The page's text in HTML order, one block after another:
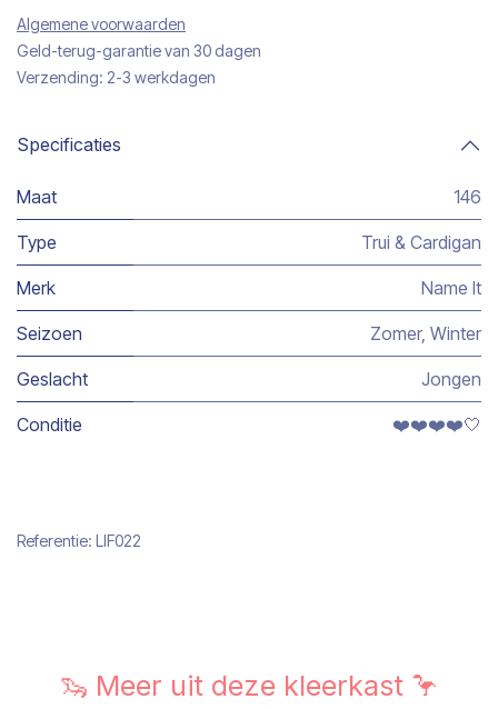
Algemene voorwaarden
Geld-terug-garantie van 30 dagen
Verzending: 2-3 werkdagen
Specificaties
Maat 146
Type Trui & Cardigan
Merk Name It
Seizoen Zomer, Winter
Geslacht Jongen
Conditie ❤️❤️❤️❤️🤍
Referentie: LIF022
🦦 Meer uit deze kleerkast 🦩